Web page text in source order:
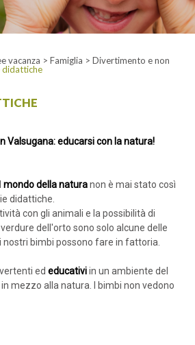
vacanza > Famiglia > Divertimento e non
Valsugana: educarsi con la natura!
mondo della naturanon è mai stato così
didattiche.
con gli animali e la possibilità di
dell'orto sono solo alcune delle
nostri bimbi possono fare in fattoria.
ed educativiin un ambiente del
mezzo alla natura. I bimbi non vedono